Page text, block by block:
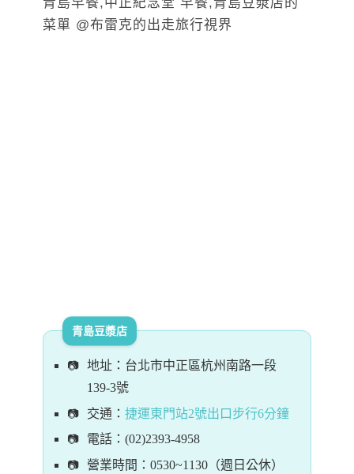
青島豆漿店
地址：台北市中正區杭州南路一段
139-3號
交通： 捷運東門站2號出口步行6分鐘
電話：(02)2393-4958
營業時間：0530~1130（週日公休）